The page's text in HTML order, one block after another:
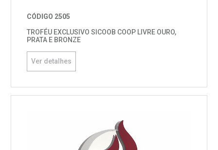
CÓDIGO 2505
TROFÉU EXCLUSIVO SICOOB COOP LIVRE OURO,
PRATA E BRONZE
Ver detalhes